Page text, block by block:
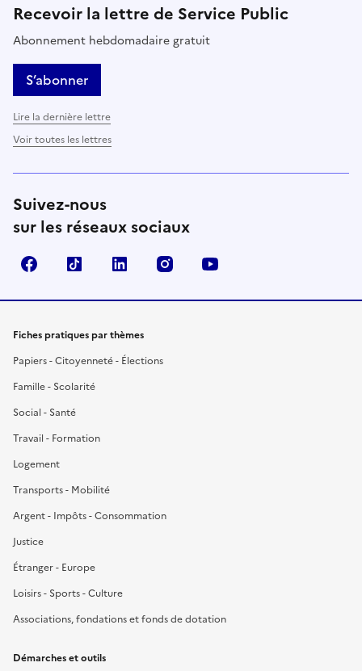
Recevoir la lettre de Service Public
Abonnement hebdomadaire gratuit
S’abonner
Lire la dernière lettre
Voir toutes les lettres
Suivez-nous
sur les réseaux sociaux
FacebookTikTok LinkedIn Instagram
Fiches pratiques par thèmes
Papiers - Citoyenneté - Élections
Famille - Scolarité
Social - Santé
Travail - Formation
Logement
Transports - Mobilité
Argent - Impôts - Consommation
Justice
Étranger - Europe
Loisirs - Sports - Culture
Associations, fondations et fonds de dotation
Démarches et outils